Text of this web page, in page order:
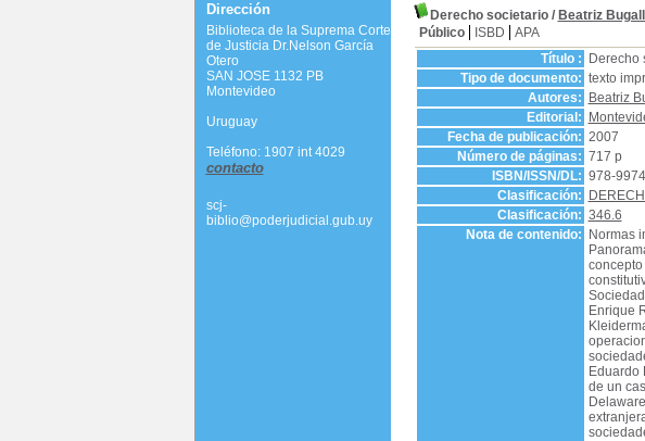
Derecho societario/ Beatriz
Público
ISBD
APA
Título :
Derecho
Tipo de documento: texto
Autores:
Beatriz
Editorial:
Fecha de publicación: 2007
Número de páginas: 717 p
ISBN/ISSN/DL: 978-
Clasificación:
Clasificación: 346.6
Nota de contenido:
Normas
Enrique
Eduardo
de un
Dirección
Biblioteca de la Suprema Corte
de Justicia Dr.Nelson García
Otero
SAN JOSE 1132 PB
Montevideo
Uruguay
Teléfono: 1907 int 4029
contacto
scj-
biblio@poderjudicial.gub.uy